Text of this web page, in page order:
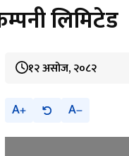
लिमिटेड
१२ असोज, २०८२
A A